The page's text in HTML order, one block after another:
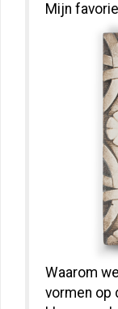
Mijn
Waarom
vormen op